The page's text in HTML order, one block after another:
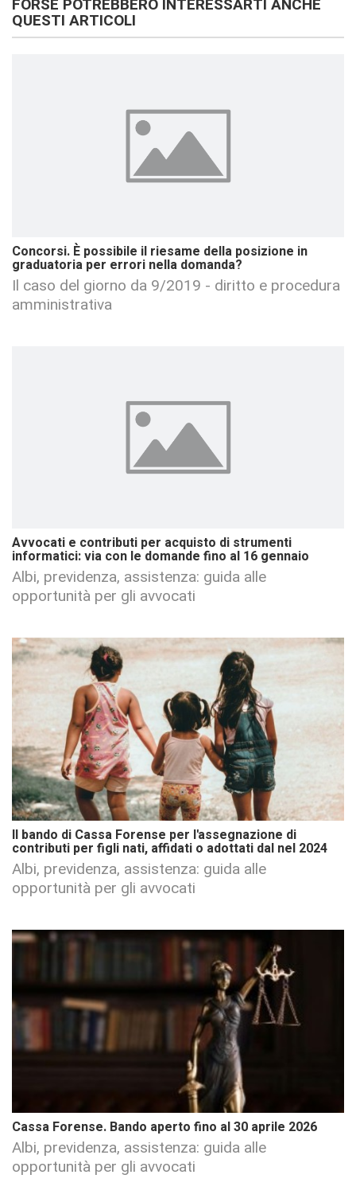
FORSE POTREBBERO INTERESSARTI ANCHE
QUESTI ARTICOLI
Concorsi. È possibile il riesame della posizione in
graduatoria per errori nella domanda?
Il caso del giorno da 9/2019 - diritto e procedura
amministrativa
Avvocati e contributi per acquisto di strumenti
informatici: via con le domande fino al 16 gennaio
Albi, previdenza, assistenza: guida alle
opportunità per gli avvocati
Il bando di Cassa Forense per l'assegnazione di
contributi per figli nati, affidati o adottati dal nel 2024
Albi, previdenza, assistenza: guida alle
opportunità per gli avvocati
Cassa Forense. Bando aperto fino al 30 aprile 2026
Albi, previdenza, assistenza: guida alle
opportunità per gli avvocati